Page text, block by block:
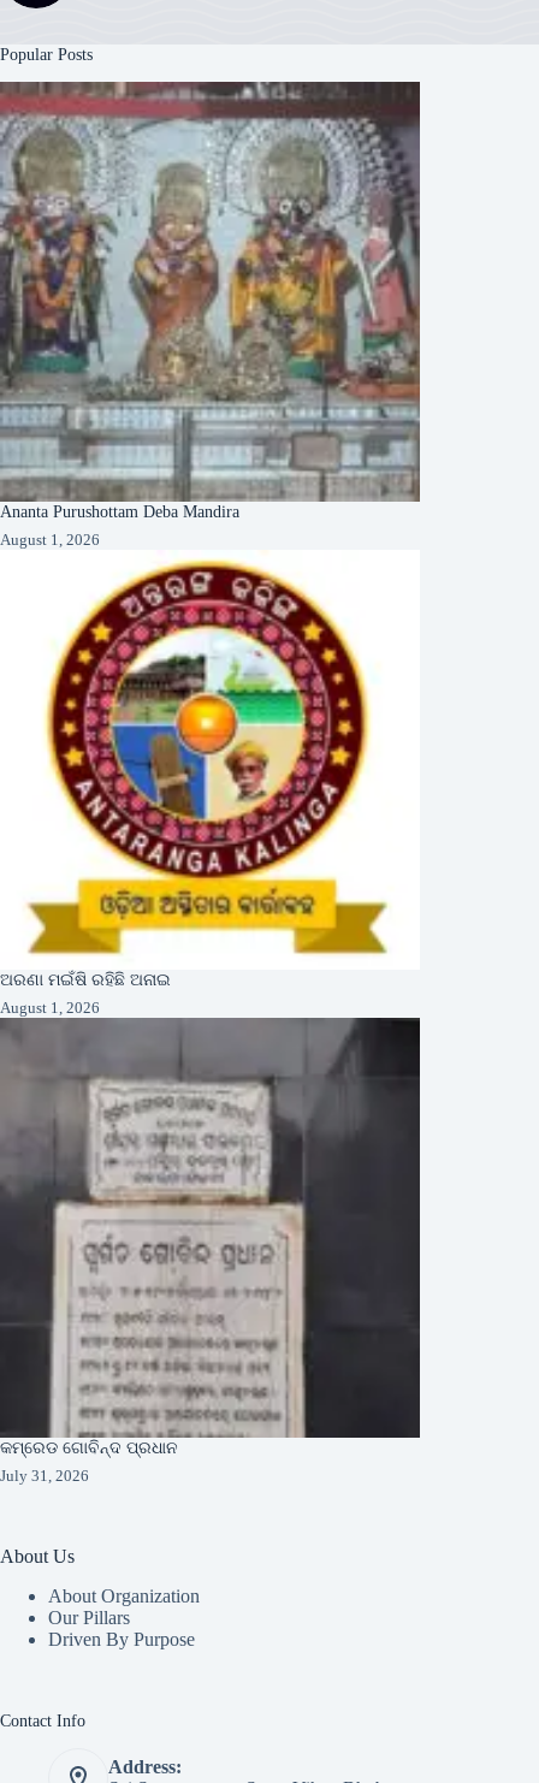
Popular Posts
Ananta Purushottam Deba Mandira
August 1, 2026
ଅରଣା ମଇଁଷି ରହିଛି ଅନାଇ
August 1, 2026
କମ୍ରେଡ ଗୋବିନ୍ଦ ପ୍ରଧାନ
July 31, 2026
About Us
About Organization
Our Pillars
Driven By Purpose​
Contact Info
Address: